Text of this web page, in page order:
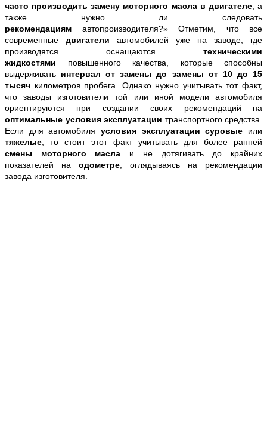
часто производить замену моторного масла в двигателе, а
также нужно ли следовать
рекомендациям автопроизводителя?» Отметим, что все
современные двигатели автомобилей уже на заводе, где
производятся оснащаются техническими
жидкостями повышенного качества, которые способны
выдерживать интервал от замены до замены от 10 до 15
тысяч километров пробега. Однако нужно учитывать тот факт,
что заводы изготовители той или иной модели автомобиля
ориентируются при создании своих рекомендаций на
оптимальные условия эксплуатации транспортного средства.
Если для автомобиляусловия эксплуатации суровые или
тяжелые , то стоит этот факт учитывать для более ранней
смены моторного масла и не дотягивать до крайних
показателей на одометре , оглядываясь на рекомендации
завода изготовителя.